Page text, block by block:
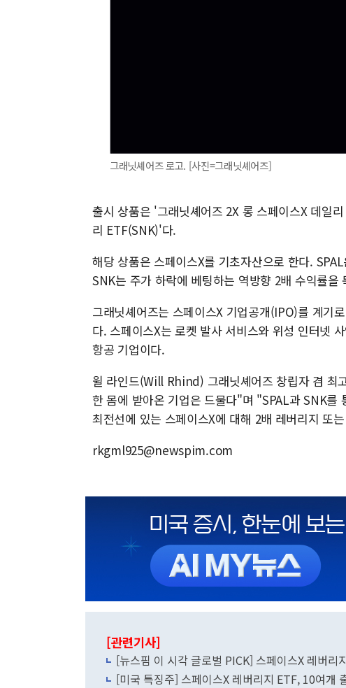
그래닛셰어즈 로고. [사진=그래닛셰어즈]
출시 상품은 '그래닛셰어즈 2X 롱 스페이스X 데일
리 ETF(SNK)'다.
해당 상품은 스페이스X를 기초자산으로 한다.
SNK는 주가 하락에 베팅하는 역방향 2배 수익률을
그래닛셰어즈는 스페이스X 기업공개(IPO)를 계기
다. 스페이스X는 로켓 발사 서비스와 위성 인터넷
항공 기업이다.
윌 라인드(Will Rhind) 그래닛셰어즈 창립자 겸 최
한 몸에 받아온 기업은 드물다"며 "SPAL과 SNK를
최전선에 있는 스페이스X에 대해 2배 레버리지 또
rkgml925@newspim.com
[관련기사]
[뉴스핌 이 시각 글로벌 PICK] 스페이스X 레버리
[미국 특징주] 스페이스X 레버리지 ETF, 10여개